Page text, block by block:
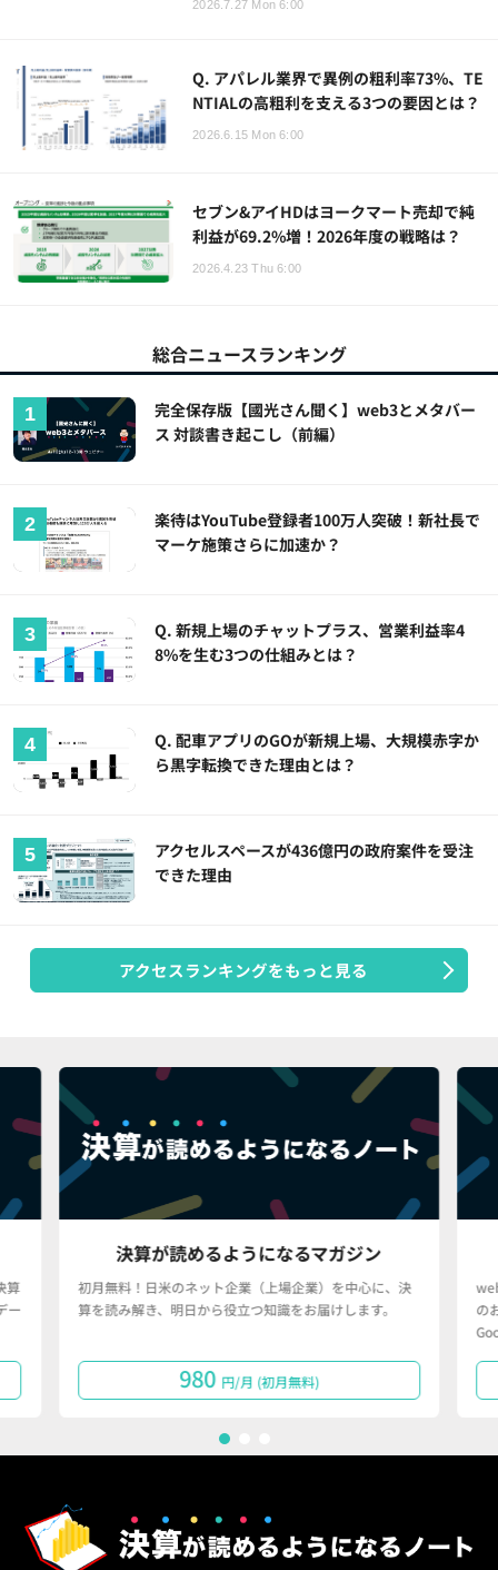
2026.7.27 Mon 6:00
Q. アパレル業界で異例の粗利率73%、TE
NTIALの高粗利を支える3つの要因とは？
2026.6.15 Mon 6:00
セブン&アイHDはヨークマート売却で純
利益が69.2%増！2026年度の戦略は？
2026.4.23 Thu 6:00
総合ニュースランキング
完全保存版【國光さん聞く】web3とメタバー
ス 対談書き起こし（前編）
楽待はYouTube登録者100万人突破！新社長で
マーケ施策さらに加速か？
Q. 新規上場のチャットプラス、営業利益率4
8%を生む3つの仕組みとは？
Q. 配車アプリのGOが新規上場、大規模赤字か
ら黒字転換できた理由とは？
アクセルスペースが436億円の政府案件を受注
できた理由
アクセスランキングをもっと見る
決算が読めるようになるマガジン
初月無料！日米のネット企業（上場企業）を中心に、決
算を読み解き、明日から役立つ知識をお届けします。
980 円/月 (初月無料)
web3
のお